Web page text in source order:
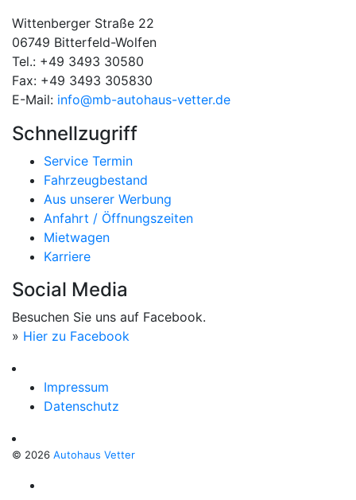
Wittenberger Straße 22
06749 Bitterfeld-Wolfen
Tel.: +49 3493 30580
Fax: +49 3493 305830
E-Mail: info@mb-autohaus-vetter.de
Schnellzugriff
Service Termin
Fahrzeugbestand
Aus unserer Werbung
Anfahrt / Öffnungszeiten
Mietwagen
Karriere
Social Media
Besuchen Sie uns auf Facebook.
» Hier zu Facebook
Impressum
Datenschutz
© 2026 Autohaus Vetter